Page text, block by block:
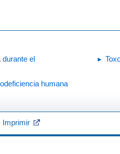
durante el
humana
Imprimir